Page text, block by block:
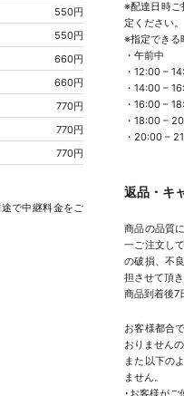
550円
550円
660円
660円
770円
770円
770円
で中継料金をご
※配達日時ご
定ください。
※指定できる
・午前中
・12:00 –
・14:00 –
・16:00 –
・18:00 –
・20:00 –
返品・キ
商品の品質
一ご注文し
の破損、不
担させて頂き
商品到着後7
お客様都合
おりません
また以下の
ません。
･お客様がご